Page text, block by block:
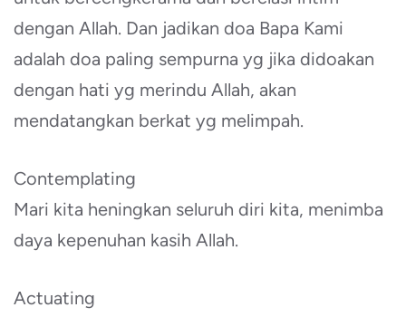
dengan Allah. Dan jadikan doa Bapa Kami
adalah doa paling sempurna yg jika didoakan
dengan hati yg merindu Allah, akan
mendatangkan berkat yg melimpah.
Contemplating
Mari kita heningkan seluruh diri kita, menimba
daya kepenuhan kasih Allah.
Actuating